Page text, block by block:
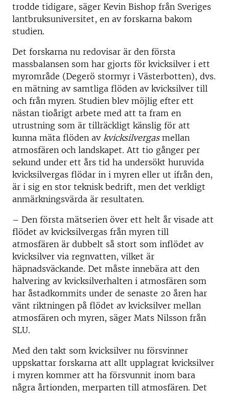
trodde tidigare, säger Kevin Bishop från Sveriges
lantbruksuniversitet, en av forskarna bakom
studien.
Det forskarna nu redovisar är den första
massbalansen som har gjorts för kvicksilver i ett
myrområde (Degerö stormyr i Västerbotten), dvs.
en mätning av samtliga flöden av kvicksilver till
och från myren. Studien blev möjlig efter ett
nästan tioårigt arbete med att ta fram en
utrustning som är tillräckligt känslig för att
kunna mäta flöden av kvicksilvergasmellan
atmosfären och landskapet. Att tio gånger per
sekund under ett års tid ha undersökt huruvida
kvicksilvergas flödar in i myren eller ut ifrån den,
är i sig en stor teknisk bedrift, men det verkligt
anmärkningsvärda är resultaten.
– Den första mätserien över ett helt år visade att
flödet av kvicksilvergas från myren till
atmosfären är dubbelt så stort som inflödet av
kvicksilver via regnvatten, vilket är
häpnadsväckande. Det måste innebära att den
halvering av kvicksilverhalten i atmosfären som
har åstadkommits under de senaste 20 åren har
vänt riktningen på flödet av kvicksilver mellan
atmosfären och myren, säger Mats Nilsson från
SLU.
Med den takt som kvicksilver nu försvinner
uppskattar forskarna att allt upplagrat kvicksilver
i myren kommer att ha försvunnit inom bara
några årtionden, merparten till atmosfären. Det